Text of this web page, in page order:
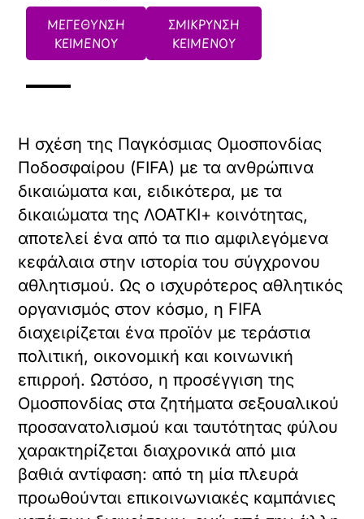
ΜΕΓΕΘΥΝΣΗ
ΚΕΙΜΕΝΟΥ
ΣΜΙΚΡΥΝΣΗ
ΚΕΙΜΕΝΟΥ
Η σχέση της Παγκόσμιας Ομοσπονδίας
Ποδοσφαίρου (FIFA) με τα ανθρώπινα
δικαιώματα και, ειδικότερα, με τα
δικαιώματα της ΛΟΑΤΚΙ+ κοινότητας,
αποτελεί ένα από τα πιο αμφιλεγόμενα
κεφάλαια στην ιστορία του σύγχρονου
αθλητισμού. Ως ο ισχυρότερος αθλητικός
οργανισμός στον κόσμο, η FIFA
διαχειρίζεται ένα προϊόν με τεράστια
πολιτική, οικονομική και κοινωνική
επιρροή. Ωστόσο, η προσέγγιση της
Ομοσπονδίας στα ζητήματα σεξουαλικού
προσανατολισμού και ταυτότητας φύλου
χαρακτηρίζεται διαχρονικά από μια
βαθιά αντίφαση: από τη μία πλευρά
προωθούνται επικοινωνιακές καμπάνιες